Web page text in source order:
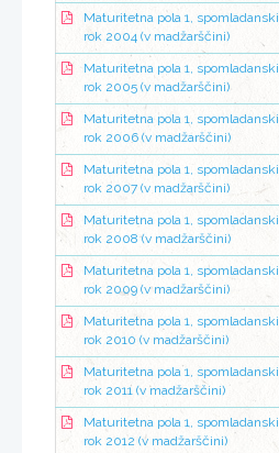
Maturitetna pola 1, spomladanski
rok 2004 (v madžarščini)
Maturitetna pola 1, spomladanski
rok 2005 (v madžarščini)
Maturitetna pola 1, spomladanski
rok 2006 (v madžarščini)
Maturitetna pola 1, spomladanski
rok 2007 (v madžarščini)
Maturitetna pola 1, spomladanski
rok 2008 (v madžarščini)
Maturitetna pola 1, spomladanski
rok 2009 (v madžarščini)
Maturitetna pola 1, spomladanski
rok 2010 (v madžarščini)
Maturitetna pola 1, spomladanski
rok 2011 (v madžarščini)
Maturitetna pola 1, spomladanski
rok 2012 (v madžarščini)